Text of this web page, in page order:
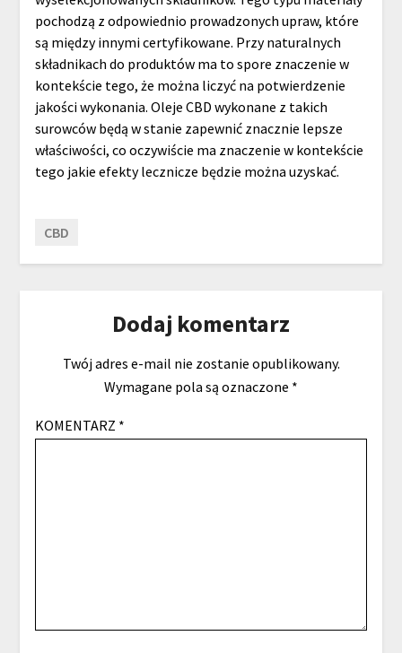
pochodzą z odpowiednio prowadzonych upraw, które
są między innymi certyfikowane. Przy naturalnych
składnikach do produktów ma to spore znaczenie w
kontekście tego, że można liczyć na potwierdzenie
jakości wykonania. Oleje CBD wykonane z takich
surowców będą w stanie zapewnić znacznie lepsze
właściwości, co oczywiście ma znaczenie w kontekście
tego jakie efekty lecznicze będzie można uzyskać.
CBD
Dodaj komentarz
Twój adres e-mail nie zostanie opublikowany.
Wymagane pola są oznaczone *
KOMENTARZ *